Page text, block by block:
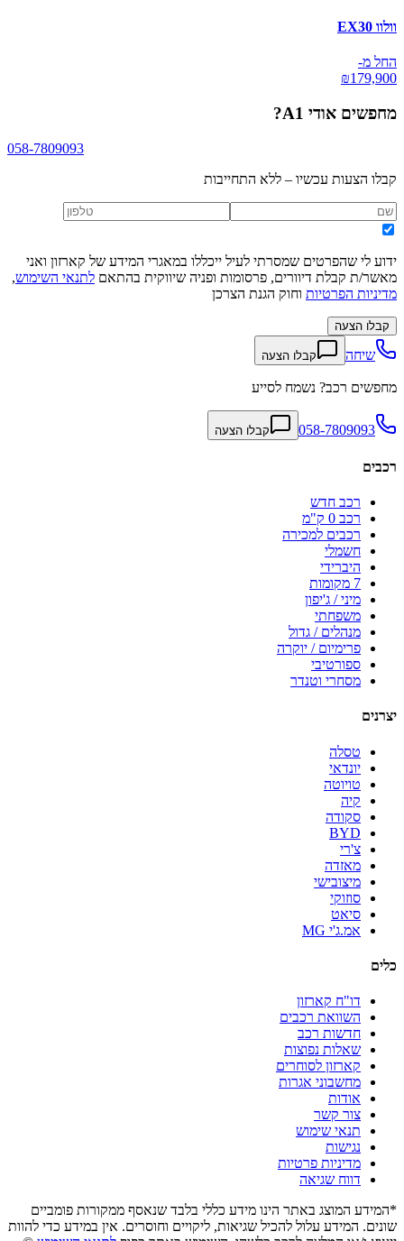
וולוו EX30
החל מ-
₪179,900
מחפשים אודי A1 ?
058-7809093
קבלו הצעות עכשיו – ללא התחייבות
ידוע לי שהפרטים שמסרתי לעיל ייכללו במאגרי המידע של קארזון ואני
מאשר/ת קבלת דיוורים, פרסומות ופניה שיווקית בהתאם לתנאי השימוש,
מדיניות הפרטיות וחוק הגנת הצרכן
קבלו הצעה
שיחה קבלו הצעה
מחפשים רכב? נשמח לסייע
058-7809093 קבלו הצעה
רכבים
רכב חדש
רכב 0 ק"מ
רכבים למכירה
חשמלי
היברידי
7 מקומות
מיני / ג'יפון
משפחתי
מנהלים / גדול
פרימיום / יוקרה
ספורטיבי
מסחרי וטנדר
יצרנים
טסלה
יונדאי
טויוטה
קיה
סקודה
BYD
צ'רי
מאזדה
מיצובישי
סוזוקי
סיאט
אמ.ג'י MG
כלים
דו"ח קארזון
השוואת רכבים
חדשות רכב
שאלות נפוצות
קארזון לסוחרים
מחשבוני אגרות
אודות
צור קשר
תנאי שימוש
נגישות
מדיניות פרטיות
דווח שגיאה
*המידע המוצג באתר הינו מידע כללי בלבד שנאסף ממקורות פומביים
שונים. המידע עלול להכיל שגיאות, ליקויים וחוסרים. אין במידע כדי להוות